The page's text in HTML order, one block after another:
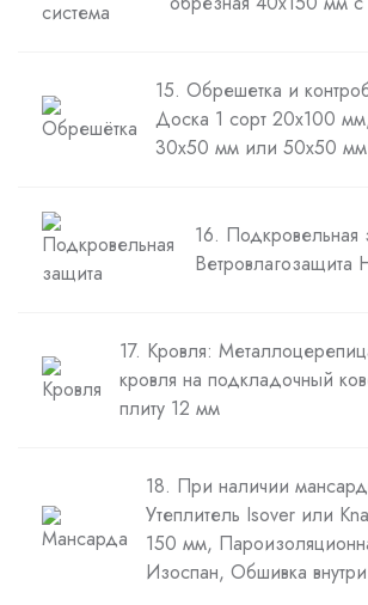
15. Обрешетка и
Доска 1 сорт 20х100
30х50 мм или 50х50 мм
16. Подкровельная
Ветровлагозащита
17. Кровля:
кровля на подкладочный
плиту 12 мм
18. При наличии
Утеплитель Isover или
150 мм,
Изоспан, Обшивка